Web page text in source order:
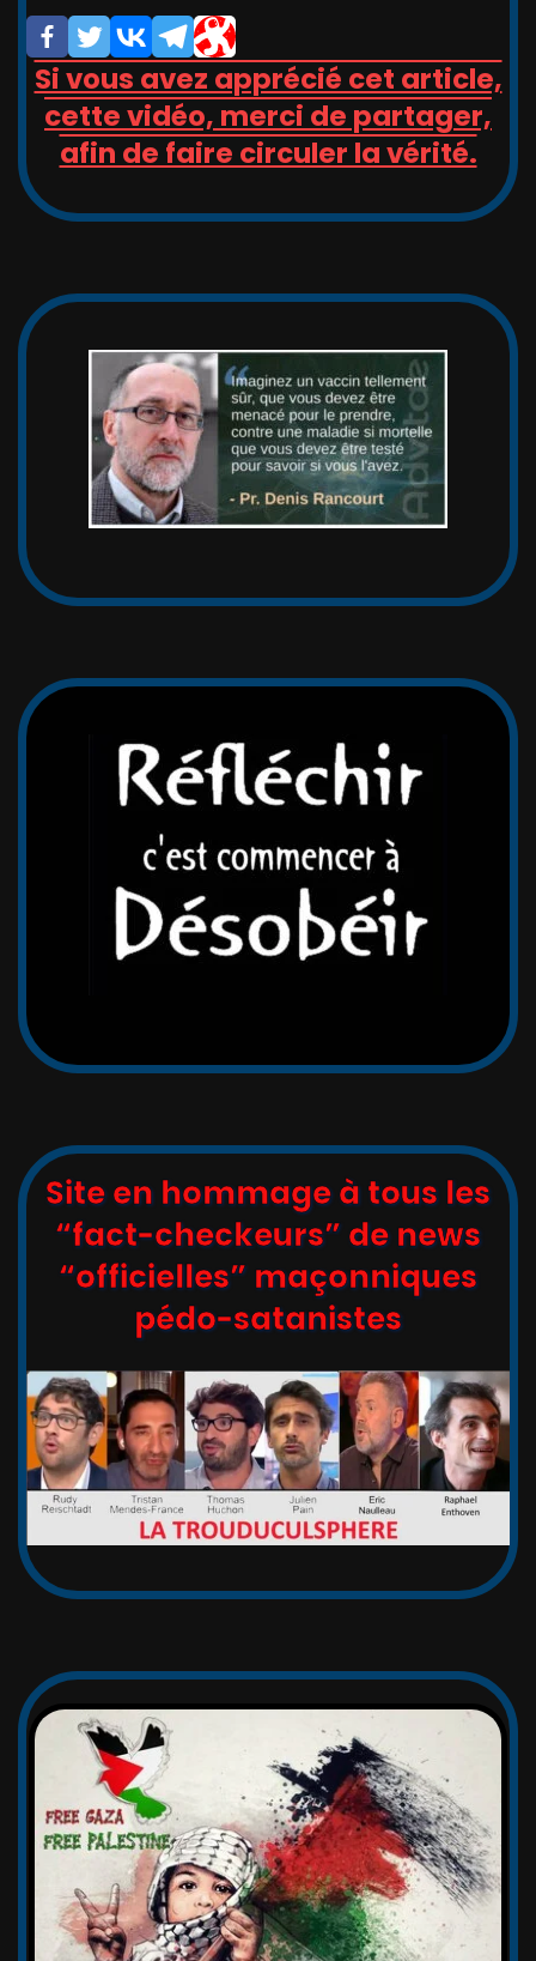
Si vous avez apprécié cet article,
cette vidéo, merci de partager,
afin de faire circuler la vérité.
Site en hommage à tous les
“fact-checkeurs” de news
“officielles” maçonniques
pédo-satanistes